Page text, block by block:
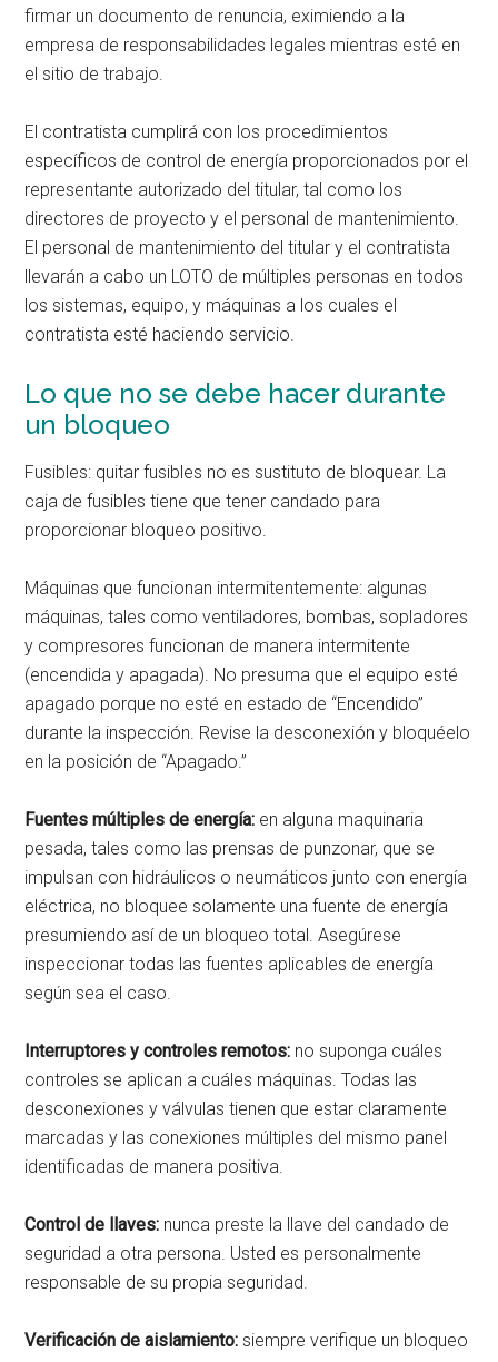
firmar un documento de renuncia, eximiendo a la
empresa de responsabilidades legales mientras esté en
el sitio de trabajo.
El contratista cumplirá con los procedimientos
específicos de control de energía proporcionados por el
representante autorizado del titular, tal como los
directores de proyecto y el personal de mantenimiento.
El personal de mantenimiento del titular y el contratista
llevarán a cabo un LOTO de múltiples personas en todos
los sistemas, equipo, y máquinas a los cuales el
contratista esté haciendo servicio.
Lo que no se debe hacer durante
un bloqueo
Fusibles: quitar fusibles no es sustituto de bloquear. La
caja de fusibles tiene que tener candado para
proporcionar bloqueo positivo.
Máquinas que funcionan intermitentemente: algunas
máquinas, tales como ventiladores, bombas, sopladores
y compresores funcionan de manera intermitente
(encendida y apagada). No presuma que el equipo esté
apagado porque no esté en estado de “Encendido”
durante la inspección. Revise la desconexión y bloquéelo
en la posición de “Apagado.”
Fuentes múltiples de energía: en alguna maquinaria
pesada, tales como las prensas de punzonar, que se
impulsan con hidráulicos o neumáticos junto con energía
eléctrica, no bloquee solamente una fuente de energía
presumiendo así de un bloqueo total. Asegúrese
inspeccionar todas las fuentes aplicables de energía
según sea el caso.
Interruptores y controles remotos: no suponga cuáles
controles se aplican a cuáles máquinas. Todas las
desconexiones y válvulas tienen que estar claramente
marcadas y las conexiones múltiples del mismo panel
identificadas de manera positiva.
Control de llaves: nunca preste la llave del candado de
seguridad a otra persona. Usted es personalmente
responsable de su propia seguridad.
Verificación de aislamiento:siempre verifique un bloqueo